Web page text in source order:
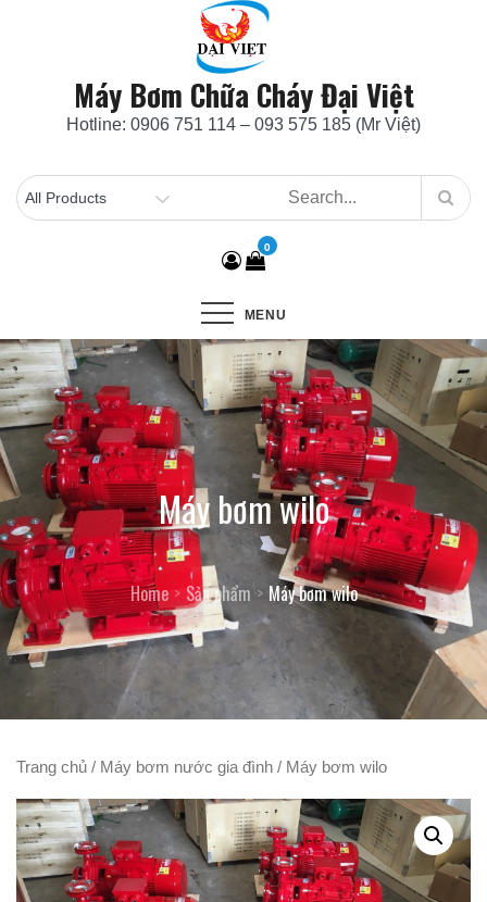
Máy Bơm Chữa Cháy Đại Việt
Hotline: 0906 751 114 – 093 575 185 (Mr Việt)
0
MENU
Máy bơm wilo
Home Sản phẩm Máy bơm wilo
Trang chủ / Máy bơm nước gia đình / Máy bơm wilo